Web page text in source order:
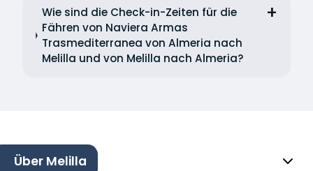
Wie sind die Check-in-Zeiten für die
Fähren von Naviera Armas
Trasmediterranea von Almeria nach
Melilla und von Melilla nach Almeria?
Über Melilla